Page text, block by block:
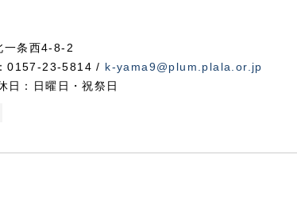
条西4-8-2
0157-23-5814 / k-yama9@plum.plala.or.jp
：日曜日・祝祭日